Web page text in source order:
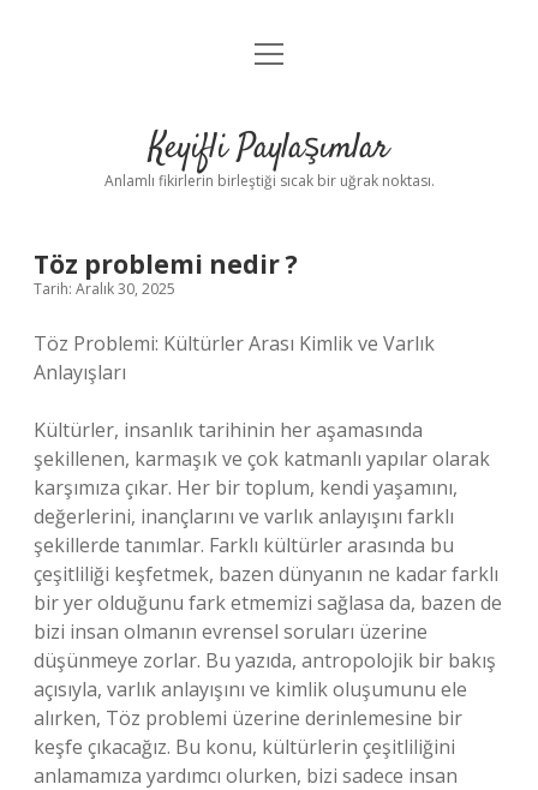
Anasayfa
Yasal Uyarı
menüyü
Keyifli Paylaşımlar
Anlamlı fikirlerin birleştiği sıcak bir uğrak noktası.
Töz problemi nedir ?
Tarih: Aralık 30, 2025
Töz Problemi: Kültürler Arası Kimlik ve Varlık
Anlayışları
Kültürler, insanlık tarihinin her aşamasında
şekillenen, karmaşık ve çok katmanlı yapılar olarak
karşımıza çıkar. Her bir toplum, kendi yaşamını,
değerlerini, inançlarını ve varlık anlayışını farklı
şekillerde tanımlar. Farklı kültürler arasında bu
çeşitliliği keşfetmek, bazen dünyanın ne kadar farklı
bir yer olduğunu fark etmemizi sağlasa da, bazen de
bizi insan olmanın evrensel soruları üzerine
düşünmeye zorlar. Bu yazıda, antropolojik bir bakış
açısıyla, varlık anlayışını ve kimlik oluşumunu ele
alırken, Töz problemi üzerine derinlemesine bir
keşfe çıkacağız. Bu konu, kültürlerin çeşitliliğini
anlamamıza yardımcı olurken, bizi sadece insan